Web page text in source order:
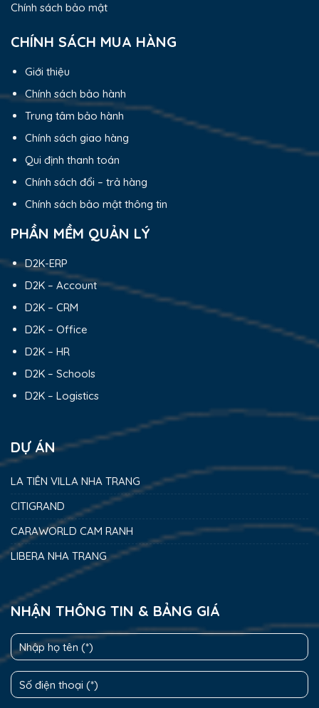
Chính sách bảo mật
CHÍNH SÁCH MUA HÀNG
Giới thiệu
Chính sách bảo hành
Trung tâm bảo hành
Chính sách giao hàng
Qui định thanh toán
Chính sách đổi – trả hàng
Chính sách bảo mật thông tin
PHẦN MỀM QUẢN LÝ
D2K-ERP
D2K – Account
D2K – CRM
D2K – Office
D2K – HR
D2K – Schools
D2K – Logistics
DỰ ÁN
LA TIÊN VILLA NHA TRANG
CITIGRAND
CARAWORLD CAM RANH
LIBERA NHA TRANG
NHẬN THÔNG TIN & BẢNG GIÁ